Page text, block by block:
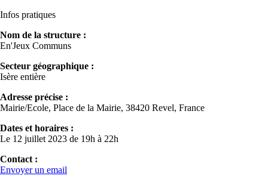
Infos pratiques
Nom de la structure :
En'Jeux Communs
Secteur géographique :
Isère entière
Adresse précise :
Mairie/Ecole, Place de la Mairie, 38420 Revel, France
Dates et horaires :
Le 12 juillet 2023 de 19h à 22h
Contact :
Envoyer un email